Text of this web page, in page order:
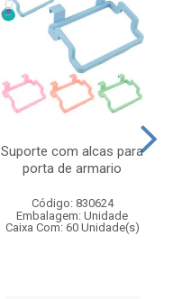
Suporte com alcas para
porta de armario
Código: 830624
Embalagem: Unidade
Caixa Com: 60 Unidade(s)